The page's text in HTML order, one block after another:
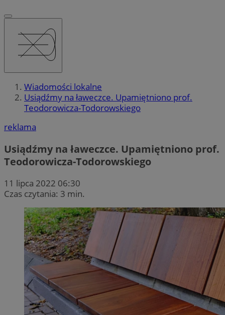
Wiadomości lokalne
Usiądźmy na ławeczce. Upamiętniono prof.
Teodorowicza-Todorowskiego
reklama
Usiądźmy na ławeczce. Upamiętniono prof.
Teodorowicza-Todorowskiego
11 lipca 2022 06:30
Czas czytania: 3 min.